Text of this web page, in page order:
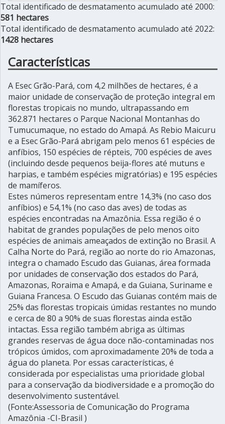
Total identificado de desmatamento acumulado até 2000:
581 hectares
Total identificado de desmatamento acumulado até 2022:
1428 hectares
Características
A Esec Grão-Pará, com 4,2 milhões de hectares, é a
maior unidade de conservação de proteção integral em
florestas tropicais no mundo, ultrapassando em
362.871 hectares o Parque Nacional Montanhas do
Tumucumaque, no estado do Amapá. As Rebio Maicuru
e a Esec Grão-Pará abrigam pelo menos 61 espécies de
anfíbios, 150 espécies de répteis, 700 espécies de aves
(incluindo desde pequenos beija-flores até mutuns e
harpias, e também espécies migratórias) e 195 espécies
de mamíferos.
Estes números representam entre 14,3% (no caso dos
anfíbios) e 54,1% (no caso das aves) de todas as
espécies encontradas na Amazônia. Essa região é o
habitat de grandes populações de pelo menos oito
espécies de animais ameaçados de extinção no Brasil. A
Calha Norte do Pará, região ao norte do rio Amazonas,
integra o chamado Escudo das Guianas, área formada
por unidades de conservação dos estados do Pará,
Amazonas, Roraima e Amapá, e da Guiana, Suriname e
Guiana Francesa. O Escudo das Guianas contém mais de
25% das florestas tropicais úmidas restantes no mundo
e cerca de 80 a 90% de suas florestas ainda estão
intactas. Essa região também abriga as últimas
grandes reservas de água doce não-contaminadas nos
trópicos úmidos, com aproximadamente 20% de toda a
água do planeta. Por essas características, é
considerada por especialistas uma prioridade global
para a conservação da biodiversidade e a promoção do
desenvolvimento sustentável.
(Fonte:Assessoria de Comunicação do Programa
Amazônia -CI-Brasil )